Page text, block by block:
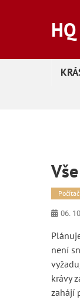
06.
není
krávy
zahájí